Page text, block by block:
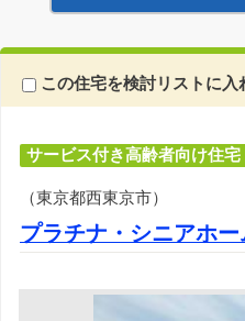
この住宅を検討リストに入
サービス付き高齢者向け住宅
（東京都西東京市）
プラチナ・シニアホ